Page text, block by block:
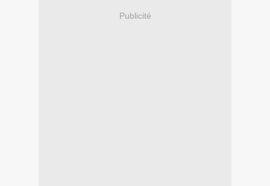
Publicité